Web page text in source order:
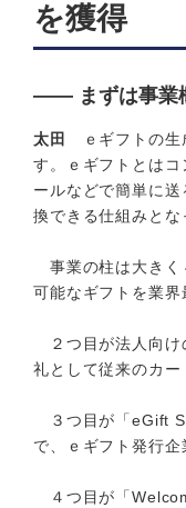
を獲得
―― まずは事業
太田
ｅギフトの生
す。ｅギフトとは
ールなどで簡単に
換できる仕組みとな
事業の柱は大きく
可能なギフトを業界
２つ目が法人向け
礼として従来のカー
３つ目が「eGift
で、ｅギフト発行
４つ目が「